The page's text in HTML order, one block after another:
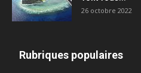
26 octobre 2022
Rubriques populaires